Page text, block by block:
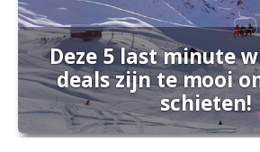
Deze 5 last minute
deals zijn te mooi
schieten!